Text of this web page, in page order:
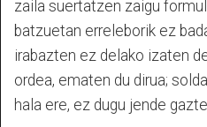
zaila suertatzen zaigu
batzuetan erreleborik ez
irabazten ez delako izaten
ordea, ematen du dirua;
hala ere, ez dugu jende